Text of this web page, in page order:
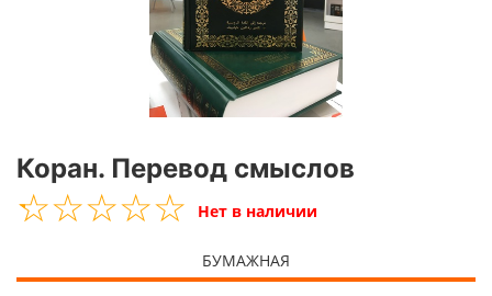
Коран. Перевод смыслов
☆☆☆☆☆
★★★★★ Нет в наличии
БУМАЖНАЯ